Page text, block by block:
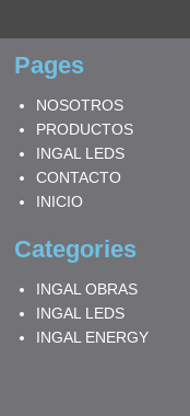
Pages
NOSOTROS
PRODUCTOS
INGAL LEDS
CONTACTO
INICIO
Categories
INGAL OBRAS
INGAL LEDS
INGAL ENERGY